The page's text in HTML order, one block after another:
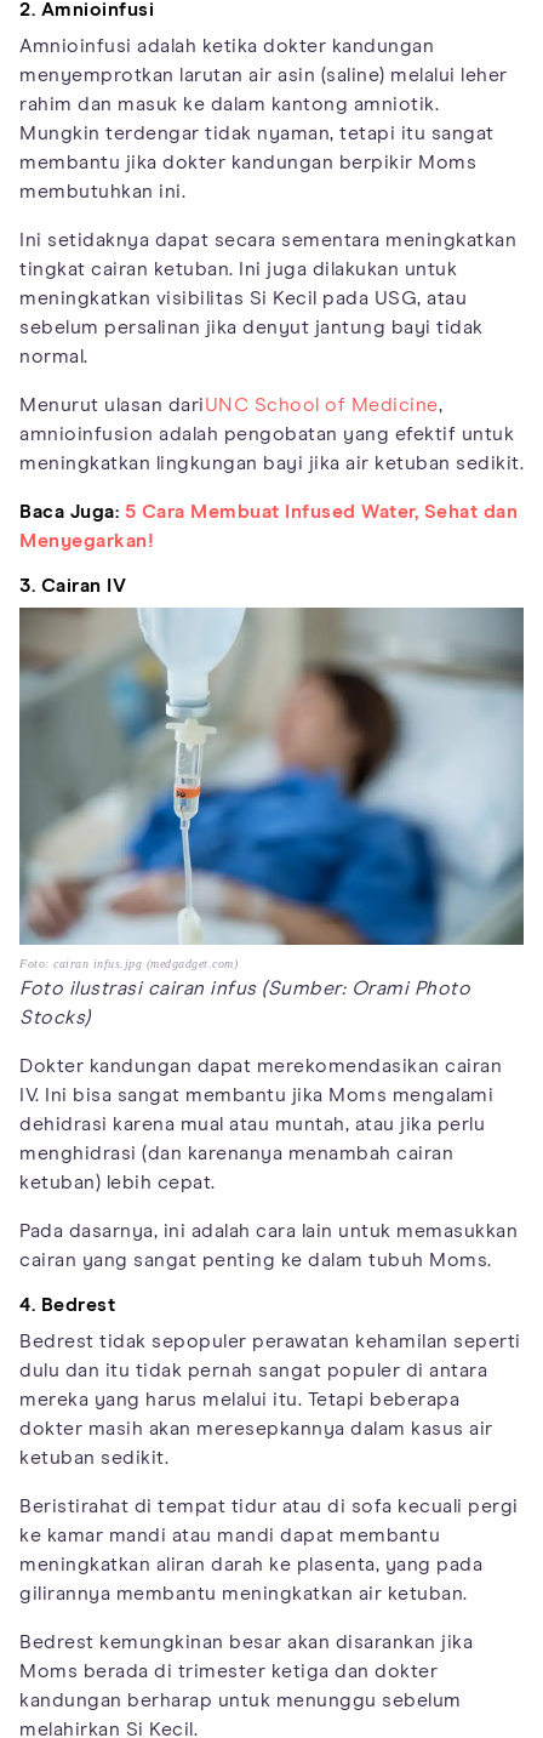
2. Amnioinfusi
Amnioinfusi adalah ketika dokter kandungan
menyemprotkan larutan air asin (saline) melalui leher
rahim dan masuk ke dalam kantong amniotik.
Mungkin terdengar tidak nyaman, tetapi itu sangat
membantu jika dokter kandungan berpikir Moms
membutuhkan ini.
Ini setidaknya dapat secara sementara meningkatkan
tingkat cairan ketuban. Ini juga dilakukan untuk
meningkatkan visibilitas Si Kecil pada USG, atau
sebelum persalinan jika denyut jantung bayi tidak
normal.
Menurut ulasan dariUNC School of Medicine,
amnioinfusion adalah pengobatan yang efektif untuk
meningkatkan lingkungan bayi jika air ketuban sedikit.
Baca Juga: 5 Cara Membuat Infused Water, Sehat dan
Menyegarkan!
3. Cairan IV
Foto: cairan infus.jpg (medgadget.com)
Foto ilustrasi cairan infus (Sumber: Orami Photo
Stocks)
Dokter kandungan dapat merekomendasikan cairan
IV. Ini bisa sangat membantu jika Moms mengalami
dehidrasi karena mual atau muntah, atau jika perlu
menghidrasi (dan karenanya menambah cairan
ketuban) lebih cepat.
Pada dasarnya, ini adalah cara lain untuk memasukkan
cairan yang sangat penting ke dalam tubuh Moms.
4. Bedrest
Bedrest tidak sepopuler perawatan kehamilan seperti
dulu dan itu tidak pernah sangat populer di antara
mereka yang harus melalui itu. Tetapi beberapa
dokter masih akan meresepkannya dalam kasus air
ketuban sedikit.
Beristirahat di tempat tidur atau di sofa kecuali pergi
ke kamar mandi atau mandi dapat membantu
meningkatkan aliran darah ke plasenta, yang pada
gilirannya membantu meningkatkan air ketuban.
Bedrest kemungkinan besar akan disarankan jika
Moms berada di trimester ketiga dan dokter
kandungan berharap untuk menunggu sebelum
melahirkan Si Kecil.